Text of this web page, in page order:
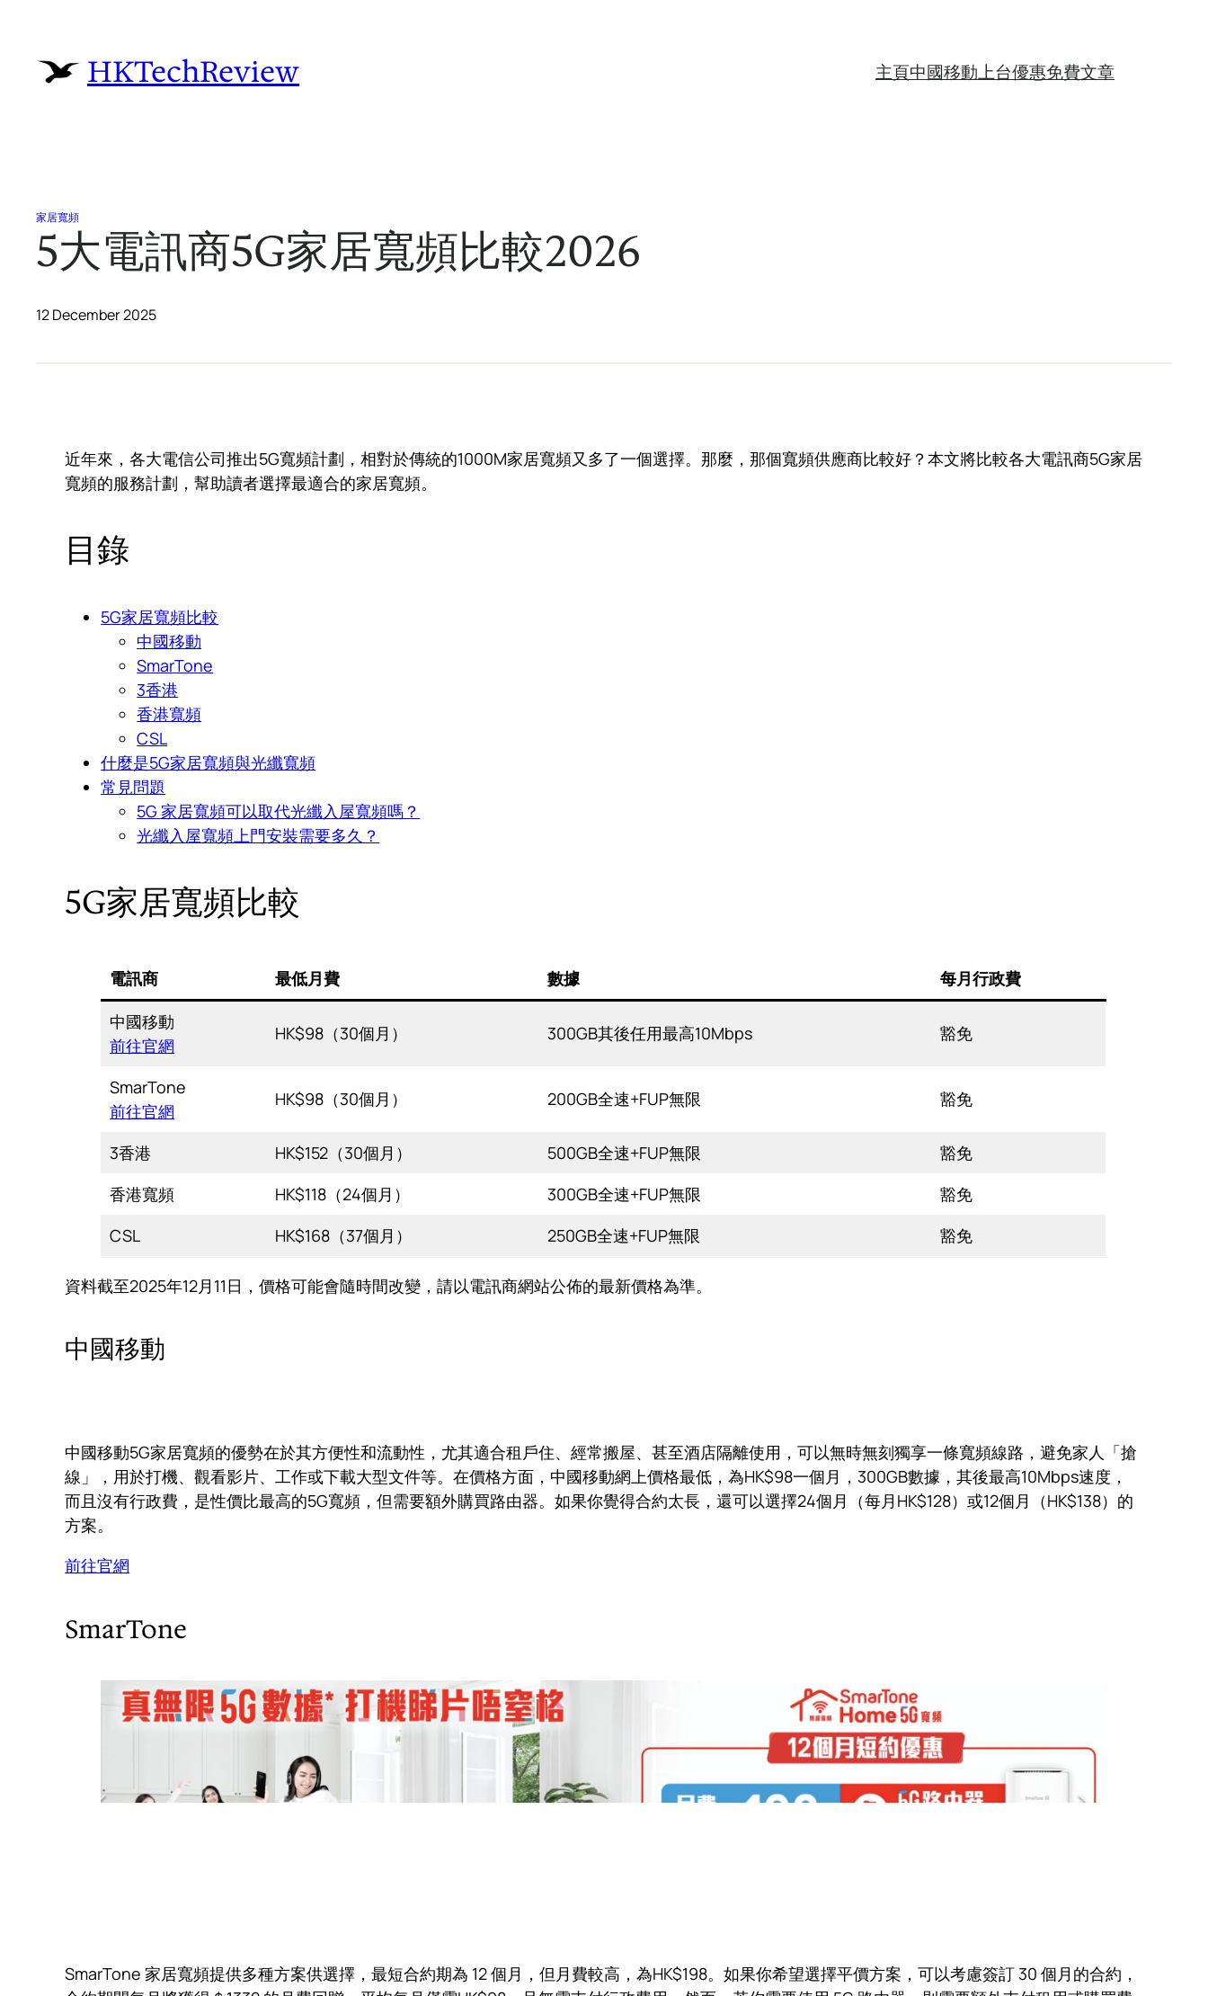
content
HKTechReview 主頁中國移動上台優惠免費文章
家居寬頻
5大電訊商5G家居寬頻比較2026
12 December 2025
近年來，各大電信公司推出5G寬頻計劃，相對於傳統的1000M家居寬頻又多了一個選擇。那麼，那個寬頻供應商比較好？本文將比較各大電訊商5G家居
寬頻的服務計劃，幫助讀者選擇最適合的家居寬頻。
目錄
5G家居寬頻比較
中國移動
SmarTone
3香港
香港寬頻
CSL
什麼是5G家居寬頻與光纖寬頻
常見問題
5G 家居寬頻可以取代光纖入屋寬頻嗎？
光纖入屋寬頻上門安裝需要多久？
5G家居寬頻比較
電訊商 最低月費 數據
每月行政費
中國移動
前往官網
HK$98（30個月） 300GB其後任用最高10Mbps 豁免
SmarTone
前往官網
HK$98（30個月） 200GB全速+FUP無限 豁免
3香港 HK$152（30個月） 500GB全速+FUP無限
豁免
香港寬頻
HK$118（24個月） 300GB全速+FUP無限
豁免
CSL
HK$168（37個月） 250GB全速+FUP無限 豁免
資料截至2025年12月11日，價格可能會隨時間改變，請以電訊商網站公佈的最新價格為準。
中國移動
中國移動5G家居寬頻的優勢在於其方便性和流動性，尤其適合租戶住、經常搬屋、甚至酒店隔離使用，可以無時無刻獨享一條寬頻線路，避免家人「搶
線」，用於打機、觀看影片、工作或下載大型文件等。在價格方面，中國移動網上價格最低，為HK$98一個月，300GB數據，其後最高10Mbps速度，
而且沒有行政費，是性價比最高的5G寬頻，但需要額外購買路由器。如果你覺得合約太長，還可以選擇24個月（每月HK$128）或12個月（HK$138）的
方案。
前往官網
SmarTone
SmarTone 家居寬頻提供多種方案供選擇，最短合約期為 12 個月，但月費較高，為HK$198。如果你希望選擇平價方案，可以考慮簽訂 30 個月的合約，